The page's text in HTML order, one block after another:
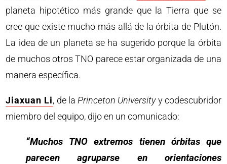
planeta hipotético más grande que la Tierra que se
cree que existe mucho más allá de la órbita de Plutón.
La idea de un planeta se ha sugerido porque la órbita
de muchos otros TNO parece estar organizada de una
manera específica.
Jiaxuan Li, de la Princeton Universityy codescubridor
miembro del equipo, dijo en un comunicado:
“Muchos TNO extremos tienen órbitas que
parecen agruparse en orientaciones